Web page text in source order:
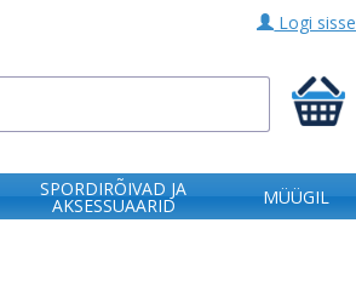
Logi sisse
SPORDIRÕIVAD JA
AKSESSUAARID
MÜÜGIL